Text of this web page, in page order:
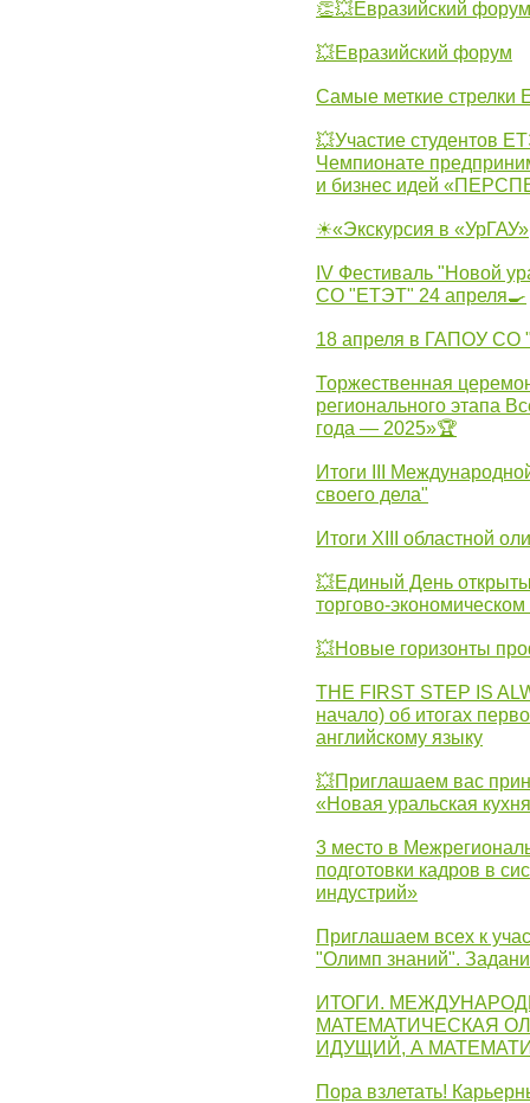
👏💥Евразийский форум
💥Евразийский форум
Самые меткие стрелки
💥Участие студентов
Чемпионате
и бизнес идей
☀«Экскурсия в «УрГАУ»
IV Фестиваль "Новой
СО "ЕТЭТ" 24 апреля🍳
18 апреля в ГАПОУ СО
Торжественная
регионального этапа
года — 2025»🏆
Итоги III
своего дела"
Итоги XIII областной
💥Единый День
торгово-
💥Новые горизонты
THE FIRST STEP IS
начало) об итогах
английскому языку
💥Приглашаем вас
«Новая уральская
3 место в
подготовки кадров в
индустрий»
Приглашаем всех к
"Олимп знаний".
ИТОГИ.
МАТЕМАТИЧЕСКАЯ
ИДУЩИЙ, А
Пора взлетать!